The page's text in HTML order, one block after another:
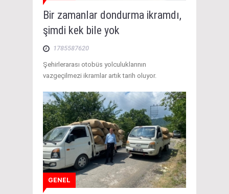
Bir zamanlar dondurma ikramdı,
şimdi kek bile yok
1785587620
Şehirlerarası otobüs yolculuklarının
vazgeçilmezi ikramlar artık tarih oluyor.
GENEL